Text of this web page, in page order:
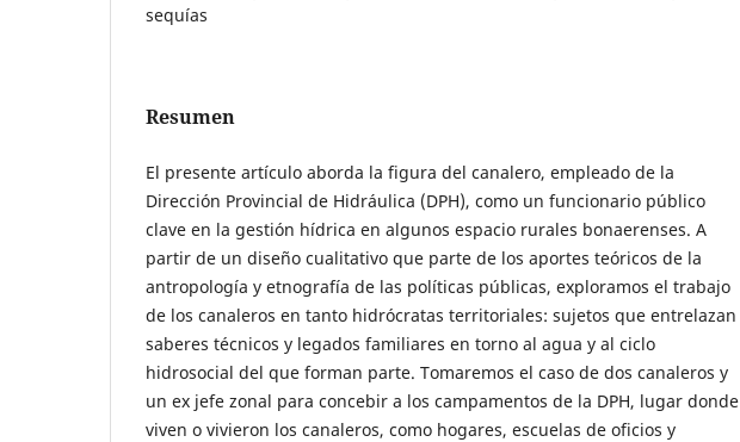
sequías
Resumen
El presente artículo aborda la figura del canalero, empleado de la
Dirección Provincial de Hidráulica (DPH), como un funcionario público
clave en la gestión hídrica en algunos espacio rurales bonaerenses. A
partir de un diseño cualitativo que parte de los aportes teóricos de la
antropología y etnografía de las políticas públicas, exploramos el trabajo
de los canaleros en tanto hidrócratas territoriales: sujetos que entrelazan
saberes técnicos y legados familiares en torno al agua y al ciclo
hidrosocial del que forman parte. Tomaremos el caso de dos canaleros y
un ex jefe zonal para concebir a los campamentos de la DPH, lugar donde
viven o vivieron los canaleros, como hogares, escuelas de oficios y